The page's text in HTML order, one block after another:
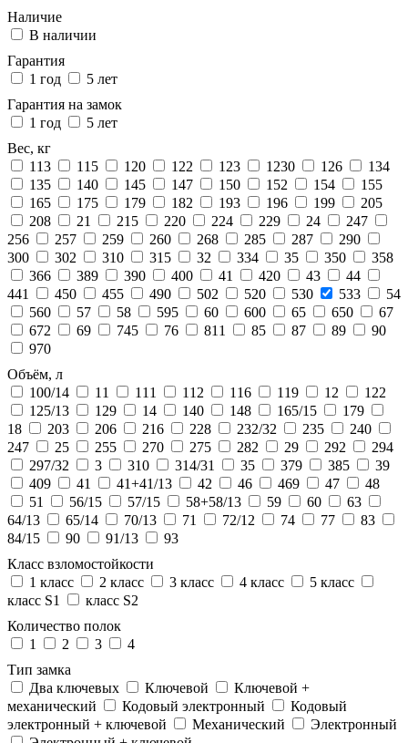
Наличие
В наличии
Гарантия
1 год
5 лет
Гарантия на замок
1 год
5 лет
Вес, кг
113
115 120 122 123 1230 126
134
135
140 145 147 150 152 154
155
165
175 179 182 193 196 199
205
208
21 215 220 224 229 24
247
256
257 259 260 268 285 287
290
300
302 310 315 32 334 35 350
358
366
389 390 400 41 420 43
44
441
450 455 490 502 520 530 533
54
560
57 58 595 60 600 65 650
67
672
69 745 76 811 85 87 89
90
970
Объём, л
100/14
11 111 112 116 119 12
122
125/13
129 14 140 148 165/15
179
18
203 206 216 228 232/32 235
240
247
25 255 270 275 282 29 292
294
297/32
3 310 314/31 35 379 385
39
409
41 41+41/13 42 46 469 47
48
51
56/15 57/15 58+58/13 59 60
63
64/13
65/14 70/13 71 72/12 74 77
83
84/15
90 91/13
93
Класс взломостойкости
1 класс
2 класс 3 класс 4 класс
5 класс
класс S1
класс S2
Количество полок
1
2 3
4
Тип замка
Два ключевых
Ключевой
Ключевой +
механический
Кодовый электронный
Кодовый
электронный + ключевой
Механический
Электронный